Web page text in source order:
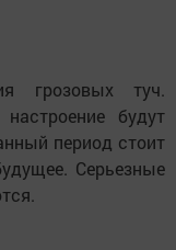
грозовых туч.
будут
период стоит
Серьезные